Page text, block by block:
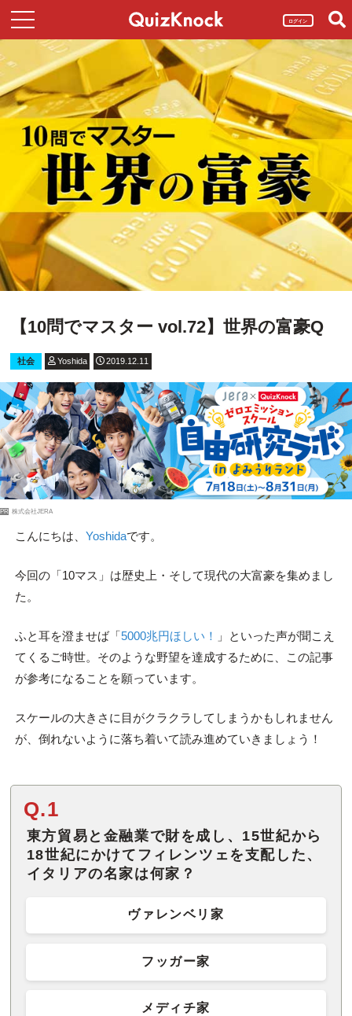
ログイン
【10問でマスター vol.72】世界の富豪Q
社会 Yoshida 2019.12.11
PR 株式会社JERA
こんにちは、 Yoshidaです。
今回の「10マス」は歴史上・そして現代の大富豪を集めまし
た。
ふと耳を澄ませば「5000兆円ほしい！
」といった声が聞こえ
てくるご時世。そのような野望を達成するために、この記事
が参考になることを願っています。
スケールの大きさに目がクラクラしてしまうかもしれません
が、倒れないように落ち着いて読み進めていきましょう！
Q.1
東方貿易と金融業で財を成し、15世紀から
18世紀にかけてフィレンツェを支配した、
イタリアの名家は何家？
ヴァレンベリ家
フッガー家
メディチ家